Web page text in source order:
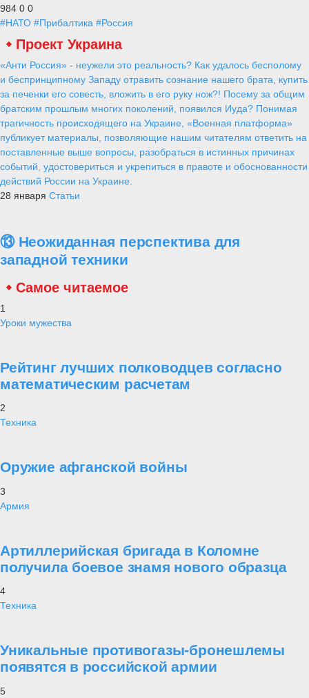
984 0 0
#НАТО #Прибалтика #Россия
Проект Украина
«Анти Россия» - неужели это реальность? Как удалось бесполому
и беспринципному Западу отравить сознание нашего брата, купить
за печенки его совесть, вложить в его руку нож?! Посему за общим
братским прошлым многих поколений, появился Иуда? Понимая
трагичность происходящего на Украине, «Военная платформа»
публикует материалы, позволяющие нашим читателям ответить на
поставленные выше вопросы, разобраться в истинных причинах
событий, удостовериться и укрепиться в правоте и обоснованности
действий России на Украине.
28 января Статьи
⑬ Неожиданная перспектива для
западной техники
Самое читаемое
1
Уроки мужества
Рейтинг лучших полководцев согласно
математическим расчетам
2
Техника
Оружие афганской войны
3
Армия
Артиллерийская бригада в Коломне
получила боевое знамя нового образца
4
Техника
Уникальные противогазы-бронешлемы
появятся в российской армии
5